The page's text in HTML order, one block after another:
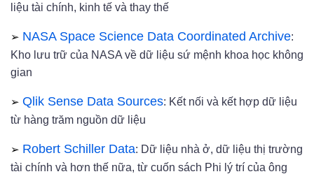
liệu tài chính, kinh tế và thay thế
➢ NASA Space Science Data Coordinated Archive:
Kho lưu trữ của NASA về dữ liệu sứ mệnh khoa học không
gian
➢ Qlik Sense Data Sources: Kết nối và kết hợp dữ liệu
từ hàng trăm nguồn dữ liệu
➢ Robert Schiller Data: Dữ liệu nhà ở, dữ liệu thị trường
tài chính và hơn thế nữa, từ cuốn sách Phi lý trí của ông